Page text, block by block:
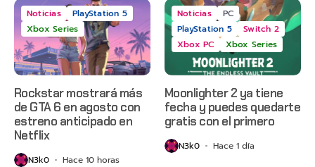
Noticias
PlayStation 5
Xbox Series
Rockstar mostrará más
de GTA 6 en agosto con
estreno anticipado en
Netflix
N3k0 Hace 10 horas
Noticias
PC
PlayStation 5
Switch 2
Xbox PC
Xbox Series
Moonlighter 2 ya tiene
fecha y puedes quedarte
gratis con el primero
N3k0 Hace 1 día